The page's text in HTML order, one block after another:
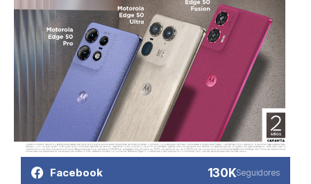
Facebook 130KSeguidores